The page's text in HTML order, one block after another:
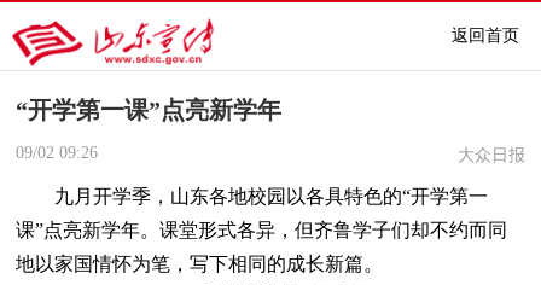
返回首页
“开学第一课”点亮新学年
09/02 09:26 大众日报
九月开学季，山东各地校园以各具特色的“开学第一
课”点亮新学年。课堂形式各异，但齐鲁学子们却不约而同
地以家国情怀为笔，写下相同的成长新篇。